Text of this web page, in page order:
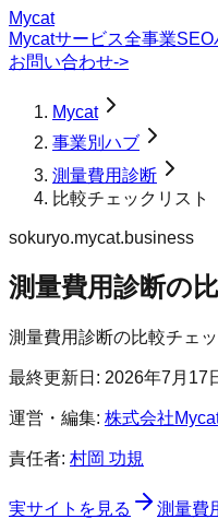
Mycat
Mycatサービス全事業SEO
お問い合わせ->
Mycat
事業別ハブ
測量費用診断
比較チェックリスト
sokuryo.mycat.business
測量費用診断の
測量費用診断の比較チェ
最終更新日: 2026年7月17
運営・編集: 株式会社
責任者: 村岡 功規
実サイトを見る 測量費